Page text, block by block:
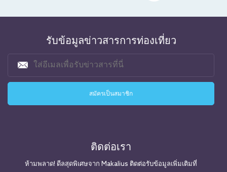
รับข้อมูลข่าวสารการท่องเที่ยว
ติดต่อเรา
ห้ามพลาด! ดีลสุดพิเศษจาก Makalius ติดต่อรับข้อมูลเพิ่มเติมที่